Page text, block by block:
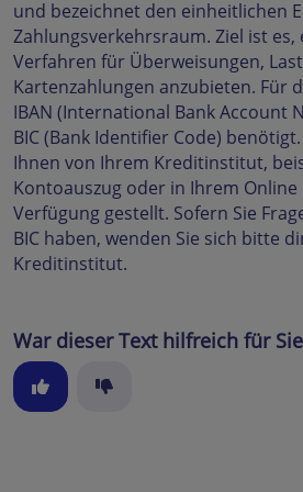
und bezeichnet den einheitlichen
Zahlungsverkehrsraum. Ziel ist
Verfahren für Überweisungen,
Kartenzahlungen anzubieten. Für
IBAN (International Bank Account
BIC (Bank Identifier Code)
Ihnen von Ihrem Kreditinstitut,
Kontoauszug oder in Ihrem Online
Verfügung gestellt. Sofern Sie
BIC haben, wenden Sie sich bitte
Kreditinstitut.
War dieser Text hilfreich für